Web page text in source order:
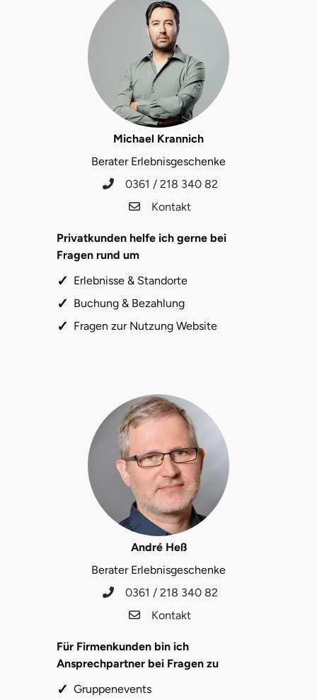
Michael Krannich
Berater Erlebnisgeschenke
0361 / 218 340 82
Kontakt
Privatkunden helfe ich gerne bei
Fragen rund um
Erlebnisse & Standorte
Buchung & Bezahlung
Fragen zur Nutzung Website
André Heß
Berater Erlebnisgeschenke
0361 / 218 340 82
Kontakt
Für Firmenkunden bin ich
Ansprechpartner bei Fragen zu
Gruppenevents